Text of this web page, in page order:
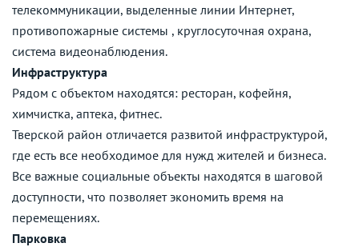
телекоммуникации, выделенные линии Интернет,
противопожарные системы , круглосуточная охрана,
система видеонаблюдения.
Инфраструктура
Рядом с объектом находятся: ресторан, кофейня,
химчистка, аптека, фитнес.
Тверской район отличается развитой инфраструктурой,
где есть все необходимое для нужд жителей и бизнеса.
Все важные социальные объекты находятся в шаговой
доступности, что позволяет экономить время на
перемещениях.
Парковка